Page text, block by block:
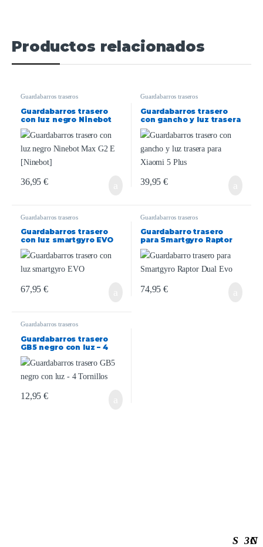
Productos relacionados
Guardabarros traseros
Guardabarros trasero
con luz negro Ninebot
Max G2 E [Ninebot]
36,95€
Guardabarros traseros
Guardabarros trasero
con gancho y luz trasera
para Xiaomi 5 Plus
39,95€
Guardabarros traseros
Guardabarros trasero
con luz smartgyro EVO
67,95€
Guardabarros traseros
Guardabarro trasero
para Smartgyro Raptor
Dual Evo
74,95€
Guardabarros traseros
Guardabarros trasero
GB5 negro con luz – 4
Tornillos
12,95€
3
S
C
N